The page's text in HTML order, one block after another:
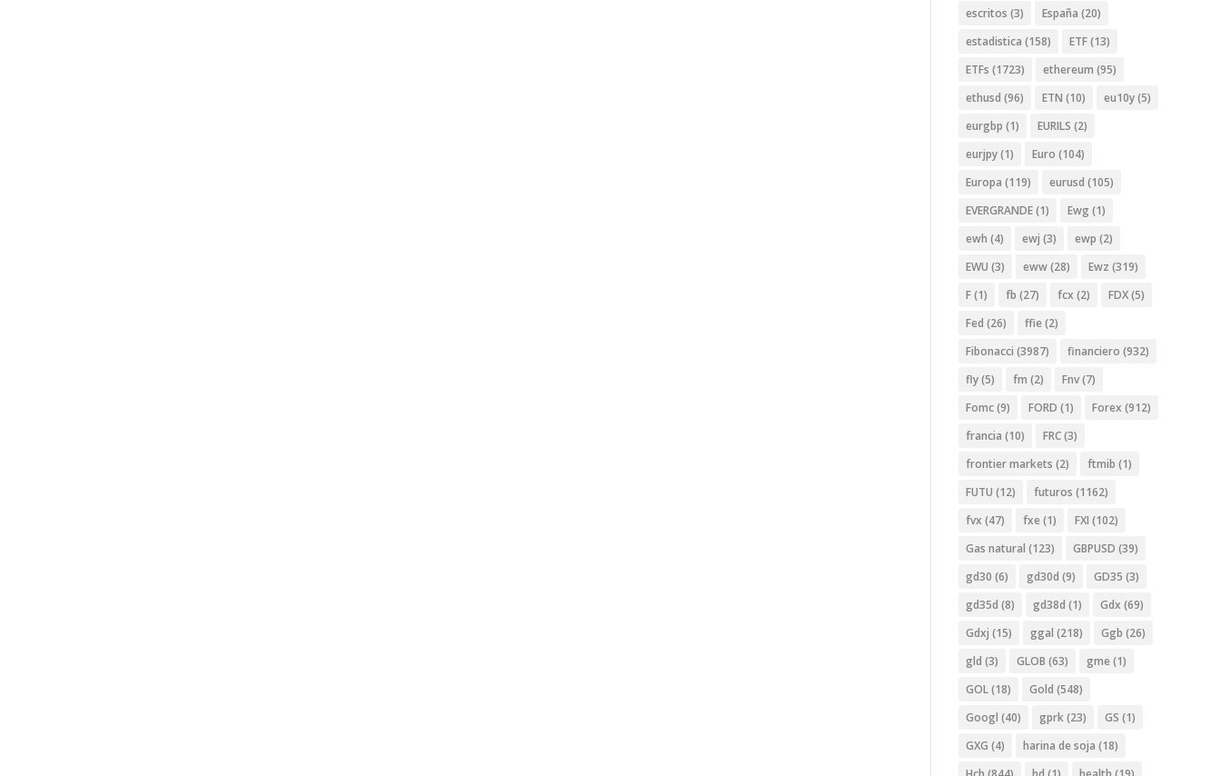
escritos (3) España (20)
estadistica (158) ETF(13)
ETFs (1723) ethereum (95)
ethusd (96) ETN (10) eu10y(5)
eurgbp (1) EURILS (2)
eurjpy(1) Euro (104)
Europa (119) eurusd (105)
EVERGRANDE(1) Ewg (1)
ewh (4) ewj (3) ewp (2)
EWU (3) eww(28) Ewz (319)
F(1) fb (27) fcx (2) FDX(5)
Fed (26) ffie (2)
Fibonacci (3987) financiero (932)
fly(5) fm (2) Fnv(7)
Fomc(9) FORD (1) Forex (912)
francia (10) FRC(3)
frontier markets (2) ftmib (1)
FUTU (12) futuros (1162)
fvx (47) fxe (1) FXI (102)
Gas natural (123) GBPUSD (39)
gd30 (6) gd30d (9) GD35 (3)
gd35d (8) gd38d (1) Gdx (69)
Gdxj (15) ggal (218) Ggb (26)
gld (3) GLOB (63) gme (1)
GOL(18) Gold (548)
Googl (40) gprk(23) GS (1)
GXG (4) harina de soja (18)